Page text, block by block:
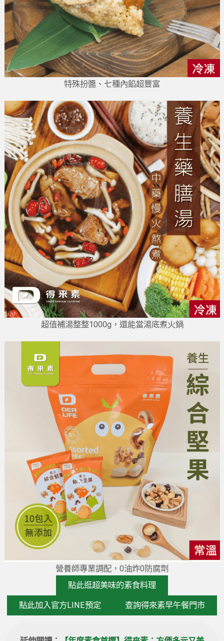
特殊扮醬、七種內餡超豐富
超值補湯整整1000g，還能當湯底煮火鍋
營養師專業調配，0油炸0防腐劑
點此逛超美味的素食料理
點此加入官方LINE預定 查詢得來素早午餐門市